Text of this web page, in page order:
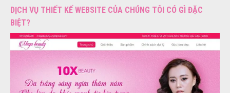
DỊCH VỤ THIẾT KẾ WEBSITE CỦA CHÚNG TÔI CÓ GÌ ĐẶC
BIỆT?